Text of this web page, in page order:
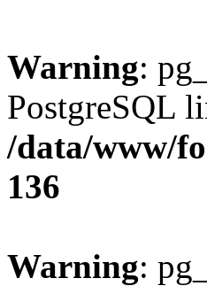
Warning:
PostgreSQL
/data/www/
136
Warning: